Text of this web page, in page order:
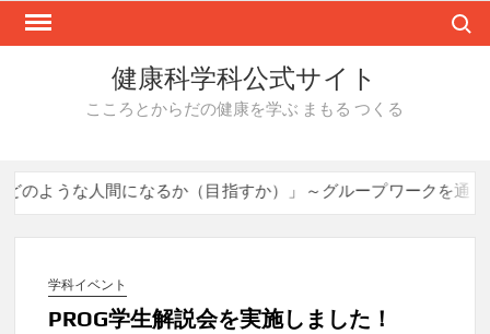
Skip
健康科学科公式サイト
こころとからだの健康を学ぶ まもる つくる
ような人間になるか（目指すか）」～グループワークを通して～
学科イベント
PROG学生解説会を実施しました！